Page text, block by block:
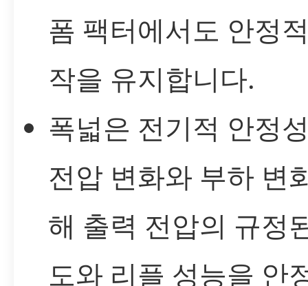
폼 팩터에서도 안정
작을 유지합니다.
폭넓은 전기적 안정
전압 변화와 부하 변
해 출력 전압의 규정
도와 리플 성능을 안